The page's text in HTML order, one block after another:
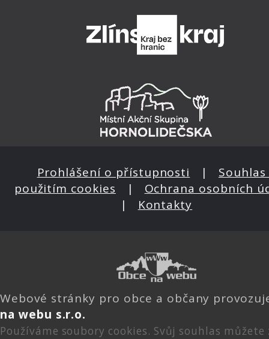
Prohlášení o přístupnosti | Souhlas
použitím cookies | Ochrana osobních
| Kontakty
Webové stránky pro obce a občany
na webu s.r.o.
Používáme soubory cookies. Svůj souhlas